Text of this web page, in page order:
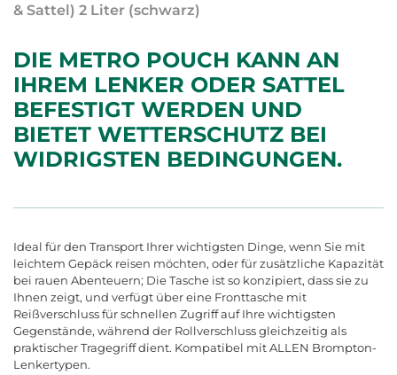
& Sattel) 2 Liter (schwarz)
DIE METRO POUCH KANN AN
IHREM LENKER ODER SATTEL
BEFESTIGT WERDEN UND
BIETET WETTERSCHUTZ BEI
WIDRIGSTEN BEDINGUNGEN.
Ideal für den Transport Ihrer wichtigsten Dinge, wenn Sie mit
leichtem Gepäck reisen möchten, oder für zusätzliche Kapazität
bei rauen Abenteuern; Die Tasche ist so konzipiert, dass sie zu
Ihnen zeigt, und verfügt über eine Fronttasche mit
Reißverschluss für schnellen Zugriff auf Ihre wichtigsten
Gegenstände, während der Rollverschluss gleichzeitig als
praktischer Tragegriff dient. Kompatibel mit ALLEN Brompton-
Lenkertypen.